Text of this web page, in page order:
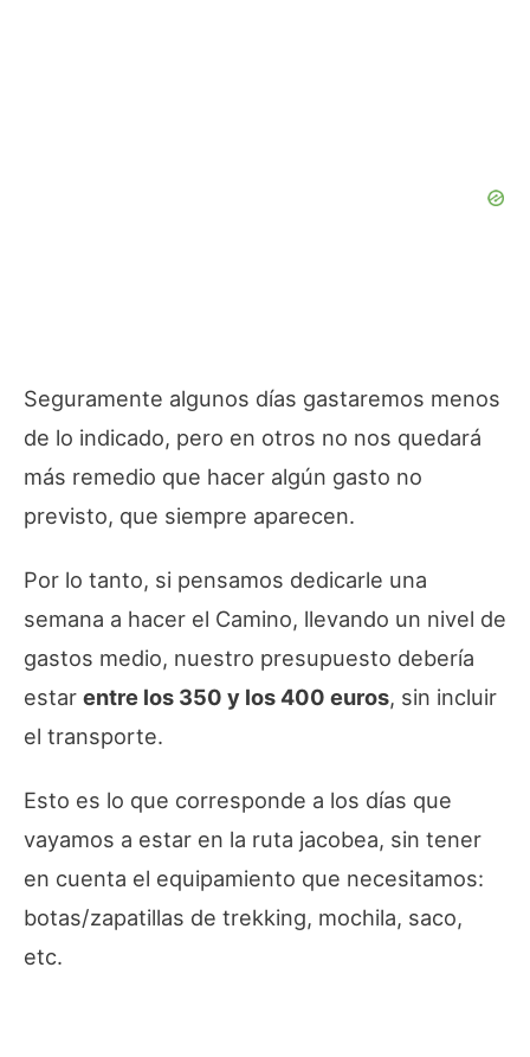
Seguramente algunos días gastaremos menos
de lo indicado, pero en otros no nos quedará
más remedio que hacer algún gasto no
previsto, que siempre aparecen.
Por lo tanto, si pensamos dedicarle una
semana a hacer el Camino, llevando un nivel de
gastos medio, nuestro presupuesto debería
estar entre los 350 y los 400 euros, sin incluir
el transporte.
Esto es lo que corresponde a los días que
vayamos a estar en la ruta jacobea, sin tener
en cuenta el equipamiento que necesitamos:
botas/zapatillas de trekking, mochila, saco,
etc.